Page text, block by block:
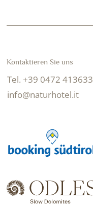
Kontaktieren Sie uns
Tel. +39 0472 413633
info@naturhotel.it